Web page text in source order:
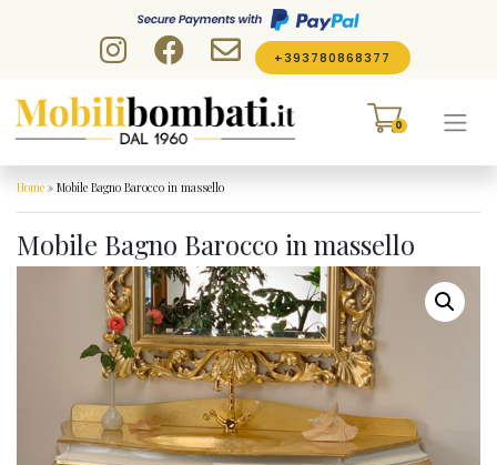
+393780868377
0
Home » Mobile Bagno Barocco in massello
Mobile Bagno Barocco in massello